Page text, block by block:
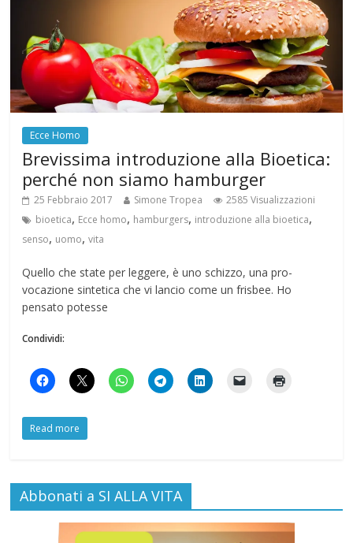
Ecce Homo
Brevissima introduzione alla Bioetica:
perché non siamo hamburger
25 Febbraio 2017 Simone Tropea
2585 Visualizzazioni
bioetica, Ecce homo, hamburgers, introduzione alla bioetica,
senso, uomo,vita
Quello che state per leggere, è uno schizzo, una pro-
vocazione sintetica che vi lancio come un frisbee. Ho
pensato potesse
Condividi:
Read more
Abbonati a SI ALLA VITA